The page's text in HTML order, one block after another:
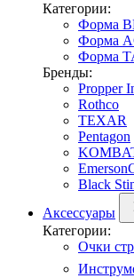
Категории:
Форма
Форма
Форма
Бренды:
Propper
Rothco
TEXAR
Pentagon
Black
Аксессуары
Категории:
Очки